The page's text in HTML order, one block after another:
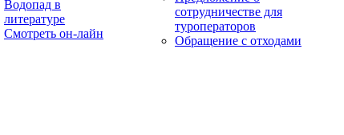
Водопад в
литературе
Смотреть он-лайн
сотрудничестве для
туроператоров
Обращение с отходами